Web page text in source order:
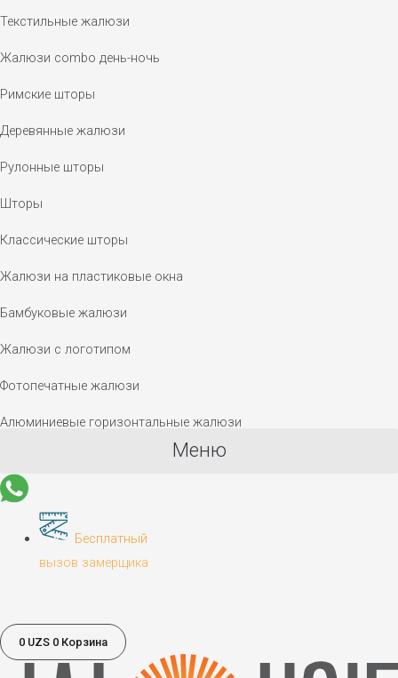
Текстильные жалюзи
Жалюзи combo день-ночь
Римские шторы
Деревянные жалюзи
Рулонные шторы
Шторы
Классические шторы
Жалюзи на пластиковые окна
Бамбуковые жалюзи
Жалюзи с логотипом
Фотопечатные жалюзи
Алюминиевые горизонтальные жалюзи
Меню
Бесплатный
вызов замерщика
0 UZS 0 Корзина